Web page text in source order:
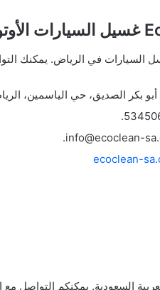
السيارات في الرياض. يمكنك
أبو بكر الصديق، حي الياسمين،
ecoclean-
السعودية. يمكنكم التواصل